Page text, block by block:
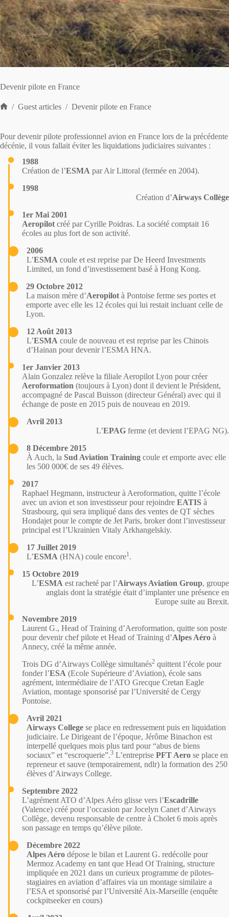
Devenir pilote en France
/ Guest articles / Devenir pilote en France
Pour devenir pilote professionnel avion en France lors de la précédente
décénie, il vous fallait éviter les liquidations judiciaires suivantes :
1988
Création de l’ESMA par Air Littoral (fermée en 2004).
1998
Création d’Airways Collège
1er Mai 2001
Aeropilot créé par Cyrille Poidras. La société comptait 16
écoles au plus fort de son activité.
2006
L’ESMA coule et est reprise par De Heerd Investments
Limited, un fond d’investissement basé à Hong Kong.
29 Octobre 2012
La maison mère d’Aeropilot à Pontoise ferme ses portes et
emporte avec elle les 12 écoles qui lui restait incluant celle de
Lyon.
12 Août 2013
L’ESMA coule de nouveau et est reprise par les Chinois
d’Hainan pour devenir l’ESMA HNA.
1er Janvier 2013
Alain Gonzalez relève la filiale Aeropilot Lyon pour créer
Aeroformation (toujours à Lyon) dont il devient le Président,
accompagné de Pascal Buisson (directeur Général) avec qui il
échange de poste en 2015 puis de nouveau en 2019.
Avril 2013
L’EPAG ferme (et devient l’EPAG NG).
8 Décembre 2015
À Auch, la Sud Aviation Training coule et emporte avec elle
les 500 000€ de ses 49 élèves.
2017
Raphael Hegmann, instructeur à Aeroformation, quitte l’école
avec un avion et son investisseur pour rejoindre EATIS à
Strasbourg, qui sera impliqué dans des ventes de QT sèches
Hondajet pour le compte de Jet Paris, broker dont l’investisseur
principal est l’Ukrainien Vitaly Arkhangelskiy.
17 Juillet 2019
L’ESMA (HNA) coule encore1.
15 Octobre 2019
L’ESMA est racheté par l’Airways Aviation Group, groupe
anglais dont la stratégie était d’implanter une présence en
Europe suite au Brexit.
Novembre 2019
Laurent G., Head of Training d’Aeroformation, quitte son poste
pour devenir chef pilote et Head of Training d’Alpes Aéro à
Annecy, créé la même année.
Trois DG d’Airways Collège simultanés2 quittent l’école pour
fonder l’ESA (Ecole Supérieure d’Aviation), école sans
agrément, intermédiaire de l’ATO Grecque Cretan Eagle
Aviation, montage sponsorisé par l’Université de Cergy
Pontoise.
Avril 2021
Airways College se place en redressement puis en liquidation
judiciaire. Le Dirigeant de l’époque, Jérôme Binachon est
interpellé quelques mois plus tard pour“abus de biens
sociaux” et “escroquerie”.3 L’entreprise PFT Aero se place en
repreneur et sauve (temporairement, ndlr) la formation des 250
élèves d’Airways College.
Septembre 2022
L’agrément ATO d’Alpes Aéro glisse vers l’Escadrille
(Valence) créé pour l’occasion par Jocelyn Canet d’Airways
Collège, devenu responsable de centre à Cholet 6 mois après
son passage en temps qu’élève pilote.
Décembre 2022
Alpes Aéro dépose le bilan et Laurent G. redécolle pour
Mermoz Academy en tant que Head Of Training, structure
impliquée en 2021 dans un curieux programme de pilotes-
stagiaires en aviation d’affaires via un montage similaire a
l’ESA et sponsorisé par l’Université Aix-Marseille (enquête
cockpitseeker en cours)